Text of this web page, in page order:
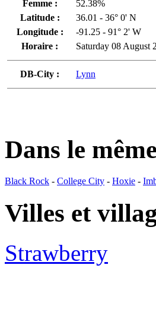
Femme :
52.38%
Latitude :
36.01 - 36° 0' N
Longitude :
-91.25 - 91° 2' W
Horaire :
Saturday 08 August
DB-City : Lynn
Dans le
Black Rock - College City - Hoxie -
Villes et
Strawberry